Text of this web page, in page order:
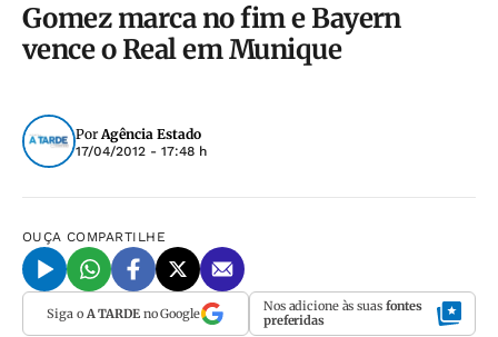
Gomez marca no fim e Bayern
vence o Real em Munique
PorAgência Estado
17/04/2012 - 17:48 h
OUÇA COMPARTILHE
Siga o A TARDEno Google Nos adicione às suas fontes
preferidas